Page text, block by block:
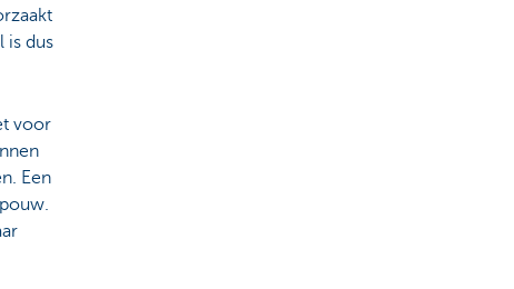
is dus
voor
Een